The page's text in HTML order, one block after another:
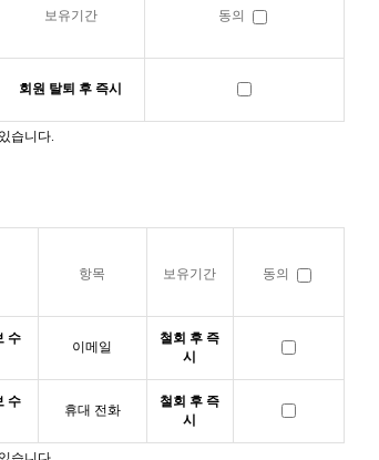
보유기간 동의
회원 탈퇴 후 즉시
습니다.
항목 보유기간 동의
수
이메일
철회 후 즉
시
수
휴대 전화
철회 후 즉
시